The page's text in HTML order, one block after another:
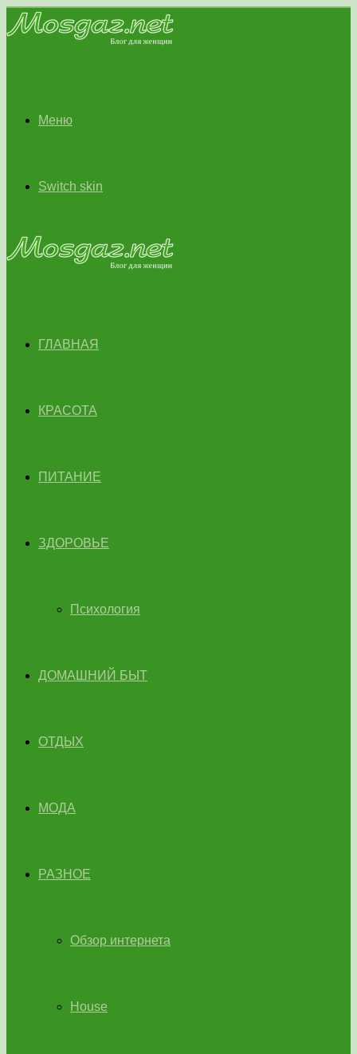
Меню
Switch skin
ГЛАВНАЯ
КРАСОТА
ПИТАНИЕ
ЗДОРОВЬЕ
Психология
ДОМАШНИЙ БЫТ
ОТДЫХ
МОДА
РАЗНОЕ
Обзор интернета
House